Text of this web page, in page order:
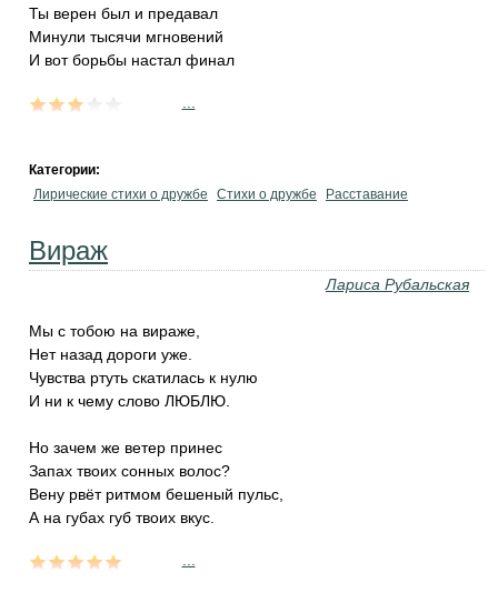
Ты верен был и предавал
Минули тысячи мгновений
И вот борьбы настал финал
Категории:
Лирические стихи о дружбе
Стихи о дружбе Расставание
Вираж
Лариса Рубальская
Мы с тобою на вираже,
Нет назад дороги уже.
Чувства ртуть скатилась к нулю
И ни к чему слово ЛЮБЛЮ.
Но зачем же ветер принес
Запах твоих сонных волос?
Вену рвёт ритмом бешеный пульс,
А на губах губ твоих вкус.